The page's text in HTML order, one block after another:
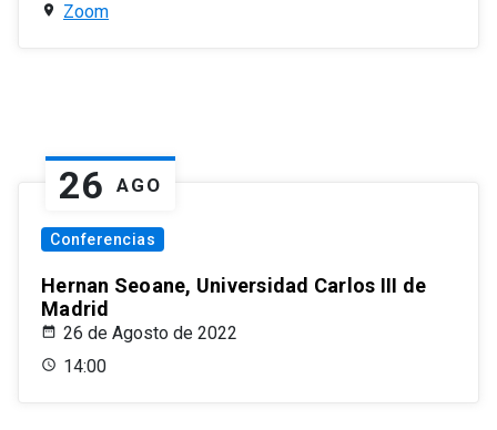
Zoom
26 AGO
Conferencias
Hernan Seoane, Universidad Carlos III de
Madrid
26 de Agosto de 2022
14:00